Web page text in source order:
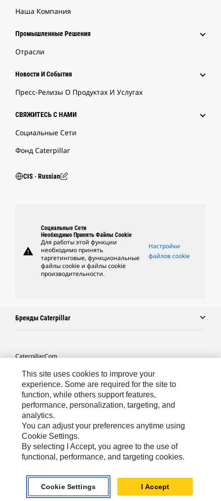
Наша Компания
Промышленные Решения
Отрасли
Новости И События
Пресс-Релизы О Продуктах И Услугах
СВЯЖИТЕСЬ С НАМИ
Социальные Сети
Фонд Caterpillar
CIS ‧ Russian
warning
Социальные Сети
Необходимо Принять Файлы Cookie
Для работы этой функции
необходимо принять
таргетинговые, функциональные
файлы cookie и файлы cookie
производительности.
Настройки
файлов cookie
Бренды Caterpillar
Caterpillar.com
Связаться С Caterpillar
Карта Сайта
Cookie Settings
Юридическая Информация
Конфиденциальность Личных Данных
CIS - Russian© 2026 Caterpillar. Все права сохранены.
This site uses cookies to improve your
experience. Some are required for the site to
function, while others support features,
performance, personalization, targeting, and
analytics.
You can adjust your preferences anytime using
Cookie Settings.
By selecting I Accept, you agree to the use of
functional, performance, and targeting cookies.
Cookie Settings I Accept